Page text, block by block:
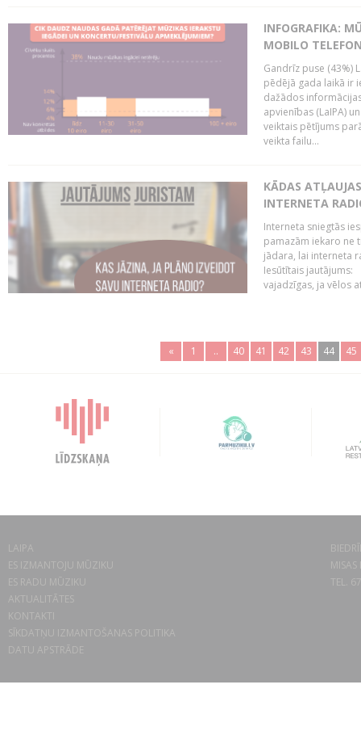
INFOGRAFIKA:
MOBILO
Gandrīz puse (43%)
pēdējā gada laikā ir
dažādos
apvienības (LaIPA)
veiktais pētījums
veikta failu...
KĀDAS
INTERNETA
Interneta sniegtās
pamazām iekaro ne
jādara, lai interneta
Iesūtītais jautājums:
vajadzīgas, ja vēlos
« 1 .. 40 41 42 43 44 45
LAIPA
ES IZMANTOJU MŪZIKU
ES RADU MŪZIKU
AKTUALITĀTES
KONTAKTI
SĪKDATŅU IZMANTOŠANAS POLITIKA
DATU APSTRĀDE
TEL.